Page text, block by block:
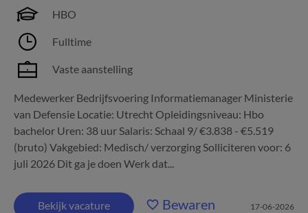
HBO
Fulltime
Vaste aanstelling
Medewerker Bedrijfsvoering Informatiemanager Ministerie
van Defensie Locatie: Utrecht Opleidingsniveau: Hbo
bachelor Uren: 38 uur Salaris: Schaal 9/ €3.838 - €5.519
(bruto) Vakgebied: Medisch/ verzorging Solliciteren voor: 6
juli 2026 Dit ga je doen Werk dat...
Bekijk vacature Bewaren 17-06-2026